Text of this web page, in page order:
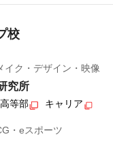
校
イク・デザイン・映像
究所
高等部 キャリア
・eスポーツ